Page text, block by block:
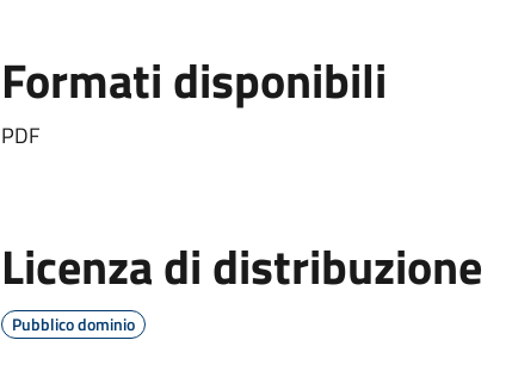
Formati disponibili
PDF
Licenza di distribuzione
Pubblico dominio